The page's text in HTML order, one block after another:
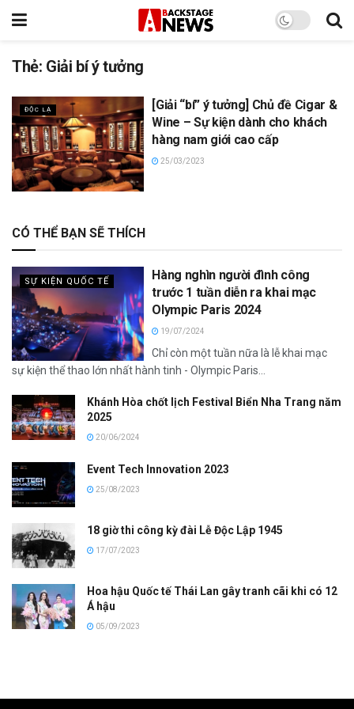
Thẻ: Giải bí ý tưởng
ĐỘC LẠ
[Giải “bí” ý tưởng] Chủ đề Cigar &
Wine – Sự kiện dành cho khách
hàng nam giới cao cấp
25/03/2023
CÓ THỂ BẠN SẼ THÍCH
SỰ KIỆN QUỐC TẾ
Hàng nghìn người đình công
trước 1 tuần diễn ra khai mạc
Olympic Paris 2024
19/07/2024
Chỉ còn một tuần nữa là lễ khai mạc
sự kiện thể thao lớn nhất hành tinh - Olympic Paris...
Khánh Hòa chốt lịch Festival Biển Nha Trang năm
2025
20/06/2024
Event Tech Innovation 2023
25/08/2023
18 giờ thi công kỳ đài Lễ Độc Lập 1945
17/07/2023
Hoa hậu Quốc tế Thái Lan gây tranh cãi khi có 12
Á hậu
05/09/2023